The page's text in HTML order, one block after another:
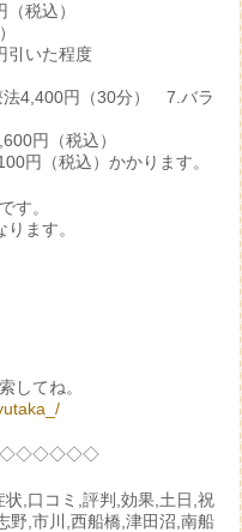
税込）
引いた程度
4,400円（30分） 7.バラ
円（税込）
円（税込）かかります。
す。
ます。
してね。
,口コミ,評判,効果,土日,祝
野,市川,西船橋,津田沼,南船